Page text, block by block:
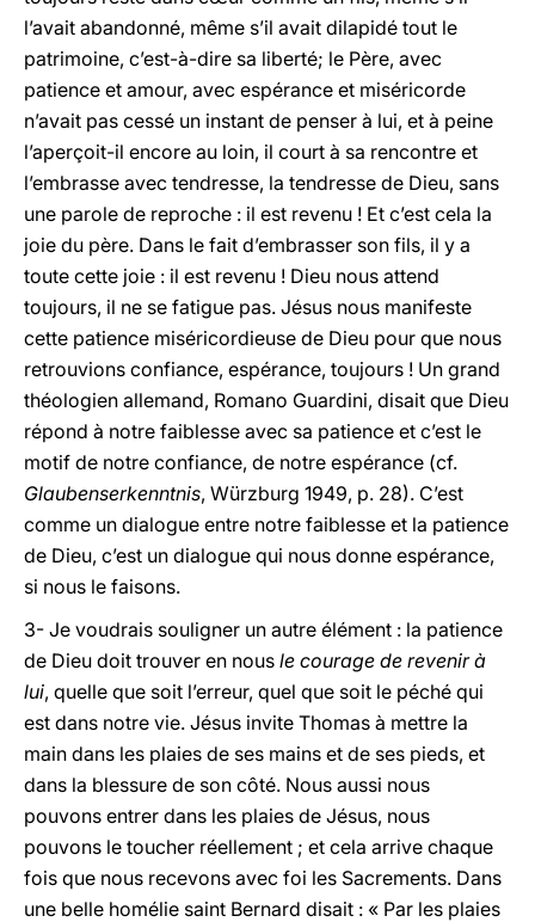
l’avait abandonné, même s’il avait dilapidé tout le
patrimoine, c’est-à-dire sa liberté; le Père, avec
patience et amour, avec espérance et miséricorde
n’avait pas cessé un instant de penser à lui, et à peine
l’aperçoit-il encore au loin, il court à sa rencontre et
l’embrasse avec tendresse, la tendresse de Dieu, sans
une parole de reproche : il est revenu ! Et c’est cela la
joie du père. Dans le fait d’embrasser son fils, il y a
toute cette joie : il est revenu ! Dieu nous attend
toujours, il ne se fatigue pas. Jésus nous manifeste
cette patience miséricordieuse de Dieu pour que nous
retrouvions confiance, espérance, toujours ! Un grand
théologien allemand, Romano Guardini, disait que Dieu
répond à notre faiblesse avec sa patience et c’est le
motif de notre confiance, de notre espérance (cf.
Glaubenserkenntnis, Würzburg 1949, p. 28). C’est
comme un dialogue entre notre faiblesse et la patience
de Dieu, c’est un dialogue qui nous donne espérance,
si nous le faisons.
3- Je voudrais souligner un autre élément : la patience
de Dieu doit trouver en nous le courage de revenir à
lui, quelle que soit l’erreur, quel que soit le péché qui
est dans notre vie. Jésus invite Thomas à mettre la
main dans les plaies de ses mains et de ses pieds, et
dans la blessure de son côté. Nous aussi nous
pouvons entrer dans les plaies de Jésus, nous
pouvons le toucher réellement ; et cela arrive chaque
fois que nous recevons avec foi les Sacrements. Dans
une belle homélie saint Bernard disait : « Par les plaies